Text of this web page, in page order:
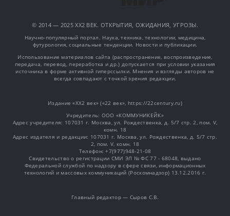
© 2014 — 2025 XX2 ВЕК. ОТКРЫТИЯ, ОЖИДАНИЯ, УГРОЗЫ.
Научно-популярный портал. Наука, техника, технологии, медицина,
футурология, социальные тенденции. Новости и публикации.
Использование материалов сайта (распространение, воспроизведение,
передача, перевод, переработка и др.) допускается при условии указания
источника в форме активной гиперссылки. Мнения и взгляды авторов не
всегда совпадают с точкой зрения редакции.
Издание «XX2 век» («22 век», https://22century.ru)
Учредитель: OOO «КОММУНИКЕЙК»
Адрес учредителя: 107031 г. Москва, ул. Рождественка, д. 5/7 стр. 2, пом. V,
комн. 18
Адрес издателя и редакции: 107031 г. Москва, ул. Рождественка, д. 5/7 стр.
2, пом. V, комн. 18
Телефон: +7(977)948-21-08
Свидетельство о регистрации СМИ ЭЛ № ФС 77 - 68048, выдано
Федеральной службой по надзору в сфере связи, информационных
технологий и массовых коммуникаций (Роскомнадзор) 13.12.2016 г.
Главный редактор — Сыров С.В.